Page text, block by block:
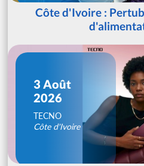
Côte d'Ivoire :
3 Août
2026
TECNO
Côte d'Ivoire